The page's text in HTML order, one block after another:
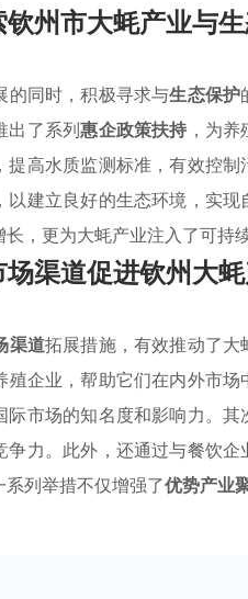
钦州市大蚝产业与
的同时，积极寻求与生态保护
出了系列惠企政策扶持 ，为
提高水质监测标准，有效控
以建立良好的生态环境，实
，更为大蚝产业注入了可持
渠道促进钦州大
渠道拓展措施，有效推动了
殖企业，帮助它们在内外市
际市场的知名度和影响力。
争力。此外，还通过与餐饮
列举措不仅增强了优势产业